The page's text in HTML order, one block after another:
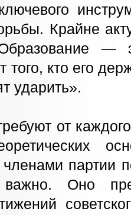
Крайне
—
того, кто его
ударить».
от
партии
Оно